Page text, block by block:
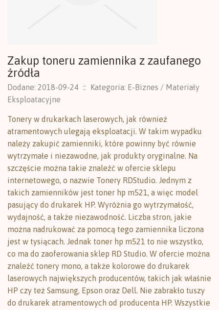
Zakup toneru zamiennika z zaufanego
źródła
Dodane: 2018-09-24 ::
Kategoria: E-Biznes / Materiały
Eksploatacyjne
Tonery w drukarkach laserowych, jak również
atramentowych ulegają eksploatacji. W takim wypadku
należy zakupić zamienniki, które powinny być równie
wytrzymałe i niezawodne, jak produkty oryginalne. Na
szczęście można takie znaleźć w ofercie sklepu
internetowego, o nazwie Tonery RDStudio. Jednym z
takich zamienników jest toner hp m521, a więc model
pasujący do drukarek HP. Wyróżnia go wytrzymałość,
wydajność, a także niezawodność. Liczba stron, jakie
można nadrukować za pomocą tego zamiennika liczona
jest w tysiącach. Jednak toner hp m521 to nie wszystko,
co ma do zaoferowania sklep RD Studio. W ofercie można
znaleźć tonery mono, a także kolorowe do drukarek
laserowych największych producentów, takich jak właśnie
HP czy też Samsung, Epson oraz Dell. Nie zabrakło tuszy
do drukarek atramentowych od producenta HP. Wszystkie